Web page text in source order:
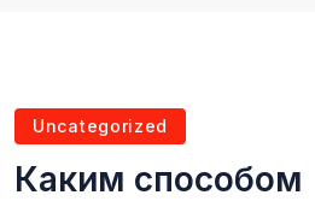
Uncategorized
Каким способом